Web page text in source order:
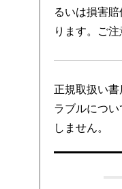
るいは損害
ります。ご注
正規取扱い
ラブルにつ
しません。